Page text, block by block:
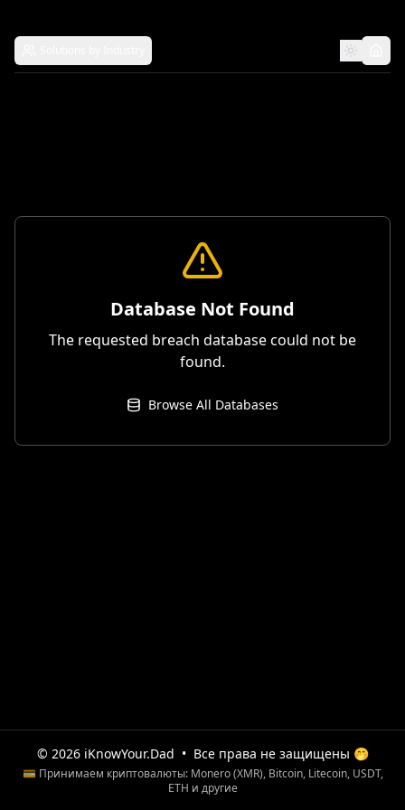
Database Not Found
The requested breach database could not be
found.
Browse All Databases
© 2026 iKnowYour.Dad • Все права не защищены 🤭
💳 Принимаем криптовалюты: Monero (XMR), Bitcoin, Litecoin, USDT,
ETH и другие